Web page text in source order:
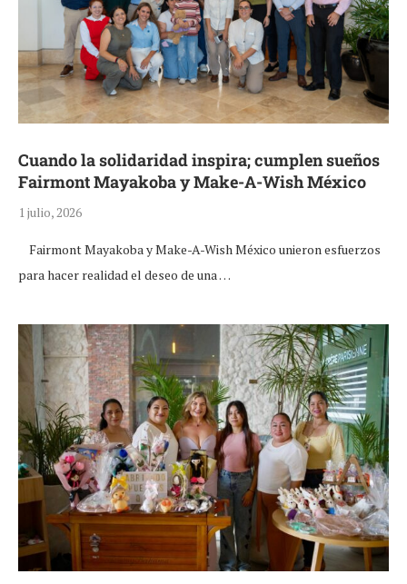
Cuando la solidaridad inspira; cumplen sueños
Fairmont Mayakoba y Make-A-Wish México
1 julio, 2026
Fairmont Mayakoba y Make-A-Wish México unieron esfuerzos
para hacer realidad el deseo de una …